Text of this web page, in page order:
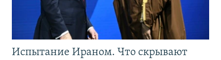
Испытание Ираном. Что скрывают